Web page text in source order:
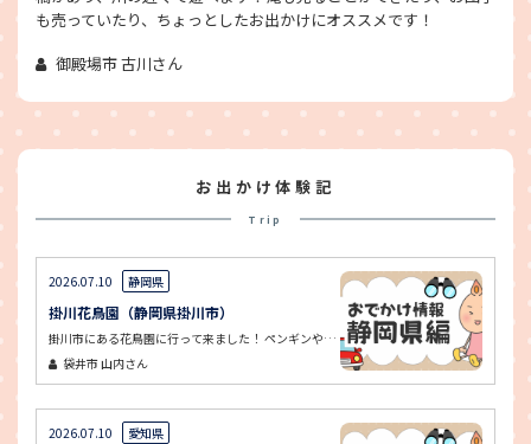
も売っていたり、ちょっとしたお出かけにオススメです！
御殿場市 古川さん
お出かけ体験記
Trip
2026.07.10 静岡県
掛川花鳥園（静岡県掛川市）
掛川市にある花鳥園に行って来ました！ ペンギンや鳥に餌をあげることができました。 鳥の餌を持っていると、鳥が肩や腕に乗ってきて、少しびっくりしました。
袋井市山内さん
2026.07.10 愛知県